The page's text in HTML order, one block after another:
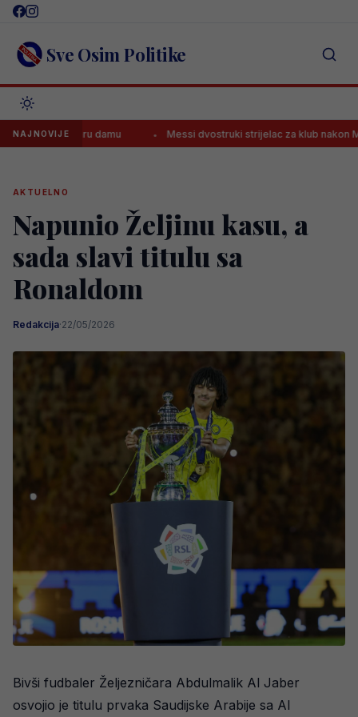
Skip
content Sve Osim Politike
NAJNOVIJE
Staru damu Messi dvostruki strijelac za klub nakon Mundijala
AKTUELNO
Napunio Željinu kasu, a
sada slavi titulu sa
Ronaldom
Redakcija·22/05/2026
Bivši fudbaler Željezničara Abdulmalik Al Jaber
osvojio je titulu prvaka Saudijske Arabije sa Al